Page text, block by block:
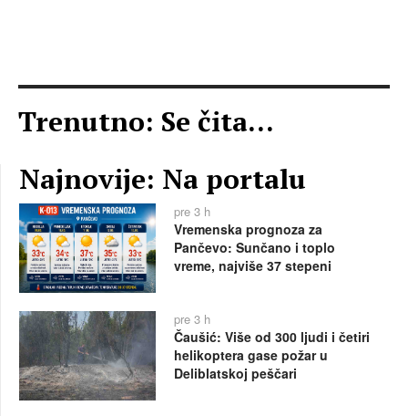
Trenutno: Se čita...
Najnovije: Na portalu
pre 3 h
Vremenska prognoza za
Pančevo: Sunčano i toplo
vreme, najviše 37 stepeni
pre 3 h
Čaušić: Više od 300 ljudi i četiri
helikoptera gase požar u
Deliblatskoj peščari